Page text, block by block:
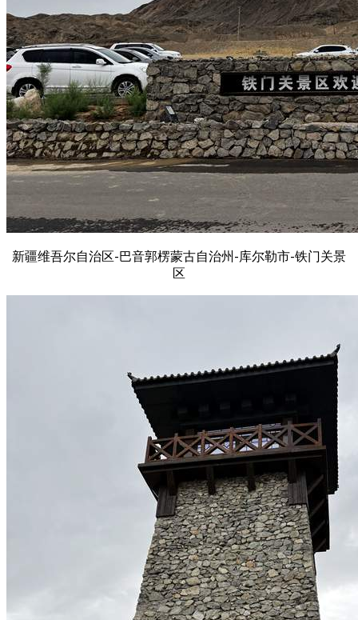
新疆维吾尔自治区-巴音郭楞蒙古自治州-库尔勒市-铁门关景
区